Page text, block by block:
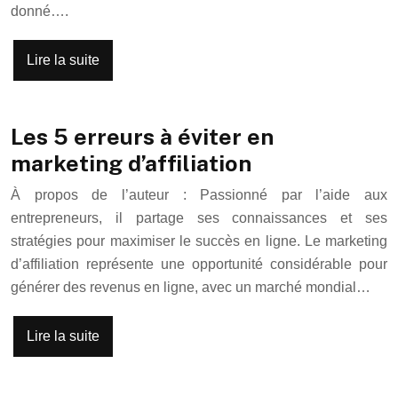
donné….
Lire la suite
Les 5 erreurs à éviter en
marketing d’affiliation
À propos de l’auteur : Passionné par l’aide aux
entrepreneurs, il partage ses connaissances et ses
stratégies pour maximiser le succès en ligne. Le marketing
d’affiliation représente une opportunité considérable pour
générer des revenus en ligne, avec un marché mondial…
Lire la suite